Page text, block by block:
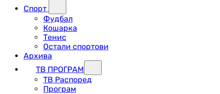
Спорт
Фудбал
Кошарка
Тенис
Остали спортови
Архива
ТВ ПРОГРАМ
ТВ Распоред
Програм